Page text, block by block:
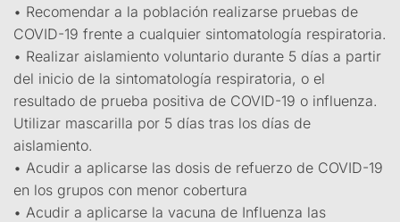
• Recomendar a la población realizarse pruebas de
COVID-19 frente a cualquier sintomatología respiratoria.
• Realizar aislamiento voluntario durante 5 días a partir
del inicio de la sintomatología respiratoria, o el
resultado de prueba positiva de COVID-19 o influenza.
Utilizar mascarilla por 5 días tras los días de
aislamiento.
• Acudir a aplicarse las dosis de refuerzo de COVID-19
en los grupos con menor cobertura
• Acudir a aplicarse la vacuna de Influenza las